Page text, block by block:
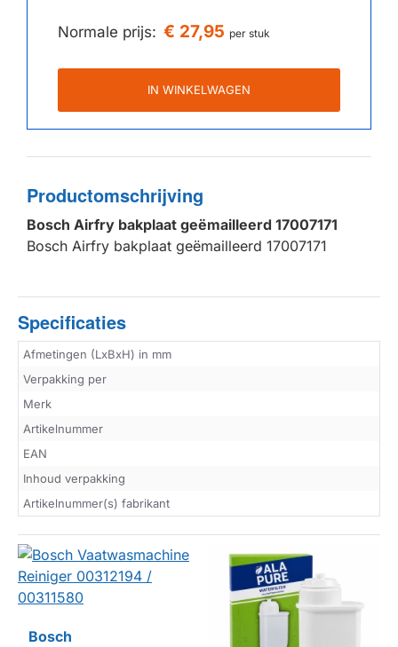
Normale prijs: € 27,95 per stuk
IN WINKELWAGEN
Productomschrijving
Bosch Airfry bakplaat geëmailleerd 17007171
Bosch Airfry bakplaat geëmailleerd 17007171
Specificaties
Afmetingen (LxBxH) in mm
Verpakking per
Merk
Artikelnummer
EAN
Inhoud verpakking
Artikelnummer(s) fabrikant
Bosch